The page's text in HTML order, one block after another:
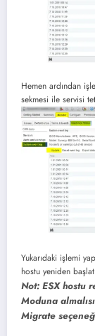
Hemen ardından
sekmesi ile servisi
Yukarıdaki işlemi
hostu yeniden
Not: ESX hostu
Moduna
Migrate